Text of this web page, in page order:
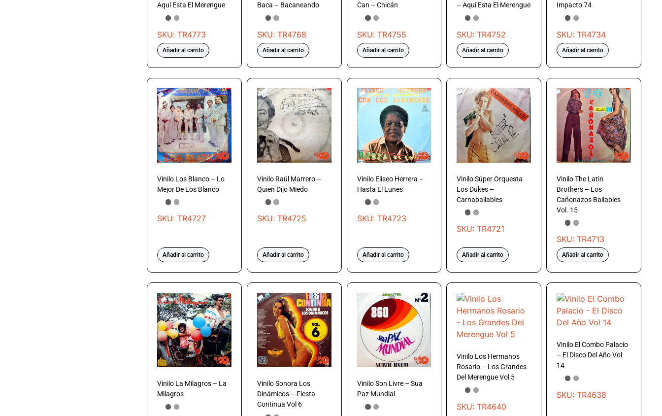
Aquí Esta El Merengue
SKU: TR4773
Añadir al carrito
Baca – Bacaneando
SKU: TR4768
Añadir al carrito
Can – Chicán
SKU: TR4755
Añadir al carrito
– Aquí Esta El Merengue
SKU: TR4752
Añadir al carrito
Impacto 74
SKU: TR4734
Añadir al carrito
Vinilo Los Blanco – Lo
Mejor De Los Blanco
SKU: TR4727
Añadir al carrito
Vinilo Raúl Marrero –
Quien Dijo Miedo
SKU: TR4725
Añadir al carrito
Vinilo Eliseo Herrera –
Hasta El Lunes
SKU: TR4723
Añadir al carrito
Vinilo Súper Orquesta
Los Dukes –
Carnabailables
SKU: TR4721
Añadir al carrito
Vinilo The Latin
Brothers – Los
Cañonazos Bailables
Vol. 15
SKU: TR4713
Añadir al carrito
Vinilo La Milagros – La
Milagros
Vinilo Sonora Los
Dinámicos – Fiesta
Continua Vol 6
Vinilo Son Livre – Sua
Paz Mundial
Vinilo Los Hermanos
Rosario – Los Grandes
Del Merengue Vol 5
SKU: TR4640
Vinilo El Combo Palacio
– El Disco Del Año Vol
14
SKU: TR4638